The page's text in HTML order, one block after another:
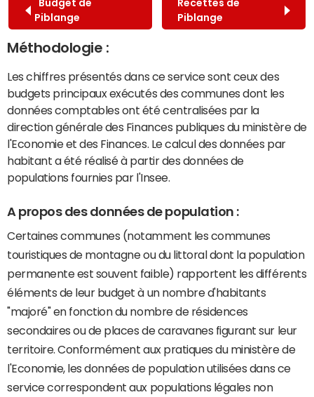
Budget de
Piblange
Recettes de
Piblange
Méthodologie :
Les chiffres présentés dans ce service sont ceux des
budgets principaux exécutés des communes dont les
données comptables ont été centralisées par la
direction générale des Finances publiques du ministère de
l'Economie et des Finances. Le calcul des données par
habitant a été réalisé à partir des données de
populations fournies par l'Insee.
A propos des données de population :
Certaines communes (notamment les communes
touristiques de montagne ou du littoral dont la population
permanente est souvent faible) rapportent les différents
éléments de leur budget à un nombre d'habitants
"majoré" en fonction du nombre de résidences
secondaires ou de places de caravanes figurant sur leur
territoire. Conformément aux pratiques du ministère de
l'Economie, les données de population utilisées dans ce
service correspondent aux populations légales non